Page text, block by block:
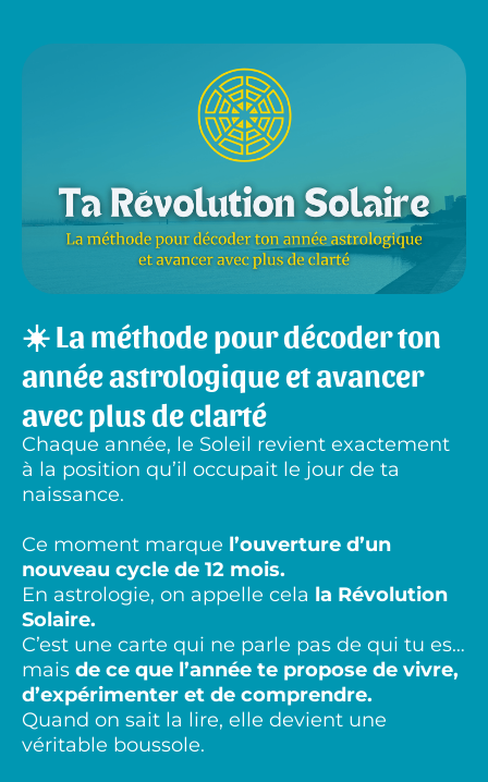
☀️ La méthode pour décoder ton
année astrologique et avancer
avec plus de clarté
Chaque année, le Soleil revient exactement
à la position qu’il occupait le jour de ta
naissance.
Ce moment marque l’ouverture d’un
nouveau cycle de 12 mois.
En astrologie, on appelle cela la Révolution
Solaire.
C’est une carte qui ne parle pas de qui tu es…
mais de ce que l’année te propose de vivre,
d’expérimenter et de comprendre.
Quand on sait la lire, elle devient une
véritable boussole.